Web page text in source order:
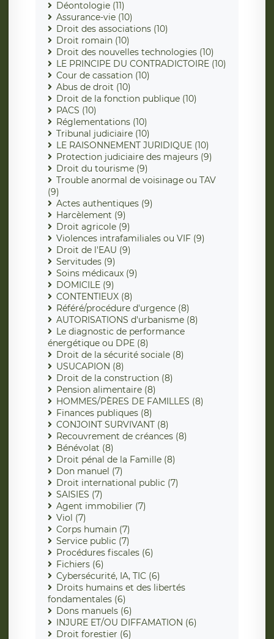
Déontologie (11)
Assurance-vie (10)
Droit des associations (10)
Droit romain (10)
Droit des nouvelles technologies (10)
LE PRINCIPE DU CONTRADICTOIRE (10)
Cour de cassation (10)
Abus de droit (10)
Droit de la fonction publique (10)
PACS (10)
Réglementations (10)
Tribunal judiciaire (10)
LE RAISONNEMENT JURIDIQUE (10)
Protection judiciaire des majeurs (9)
Droit du tourisme (9)
Trouble anormal de voisinage ou TAV
(9)
Actes authentiques (9)
Harcèlement (9)
Droit agricole (9)
Violences intrafamiliales ou VIF (9)
Droit de l'EAU (9)
Servitudes (9)
Soins médicaux (9)
DOMICILE (9)
CONTENTIEUX (8)
Référé/procédure d'urgence (8)
AUTORISATIONS d'urbanisme (8)
Le diagnostic de performance
énergétique ou DPE (8)
Droit de la sécurité sociale (8)
USUCAPION (8)
Droit de la construction (8)
Pension alimentaire (8)
HOMMES/PÈRES DE FAMILLES (8)
Finances publiques (8)
CONJOINT SURVIVANT (8)
Recouvrement de créances (8)
Bénévolat (8)
Droit pénal de la Famille (8)
Don manuel (7)
Droit international public (7)
SAISIES (7)
Agent immobilier (7)
Viol (7)
Corps humain (7)
Service public (7)
Procédures fiscales (6)
Fichiers (6)
Cybersécurité, IA, TIC (6)
Droits humains et des libertés
fondamentales (6)
Dons manuels (6)
INJURE ET/OU DIFFAMATION (6)
Droit forestier (6)